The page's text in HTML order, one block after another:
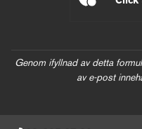
Genom ifyllnad av detta
av e-post